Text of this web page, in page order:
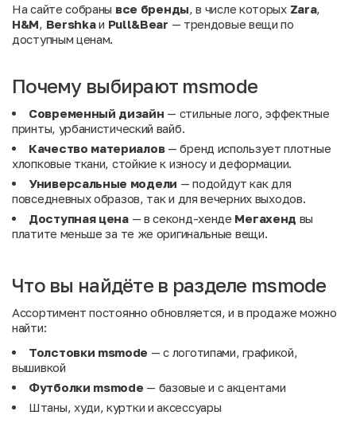
На сайте собраны все бренды, в числе которых Zara,
H&M, Bershkaи Pull&Bear — трендовые вещи по
доступным ценам.
Почему выбирают msmode
Современный дизайн — стильные лого, эффектные
принты, урбанистический вайб.
Качество материалов— бренд использует плотные
хлопковые ткани, стойкие к износу и деформации.
Универсальные модели — подойдут как для
повседневных образов, так и для вечерних выходов.
Доступная цена— в секонд-хенде Мегахенд вы
платите меньше за те же оригинальные вещи.
Что вы найдёте в разделе msmode
Ассортимент постоянно обновляется, и в продаже можно
найти:
Толстовки msmode — с логотипами, графикой,
вышивкой
Футболки msmode — базовые и с акцентами
Штаны, худи, куртки и аксессуары